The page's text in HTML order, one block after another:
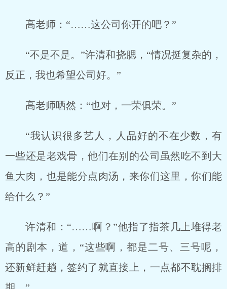
高老师：“……这公司你开的吧？”
“不是不是。”许清和挠腮，“情况挺复杂的，
反正，我也希望公司好。”
高老师哂然：“也对，一荣俱荣。”
“我认识很多艺人，人品好的不在少数，有
一些还是老戏骨，他们在别的公司虽然吃不到大
鱼大肉，也是能分点肉汤，来你们这里，你们能
给什么？”
许清和：“……啊？”他指了指茶几上堆得老
高的剧本，道，“这些啊，都是二号、三号呢，
还新鲜赶趟，签约了就直接上，一点都不耽搁排